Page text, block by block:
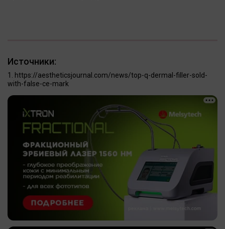
Источники:
https://aestheticsjournal.com/news/top-q-dermal-filler-sold-
with-false-ce-mark